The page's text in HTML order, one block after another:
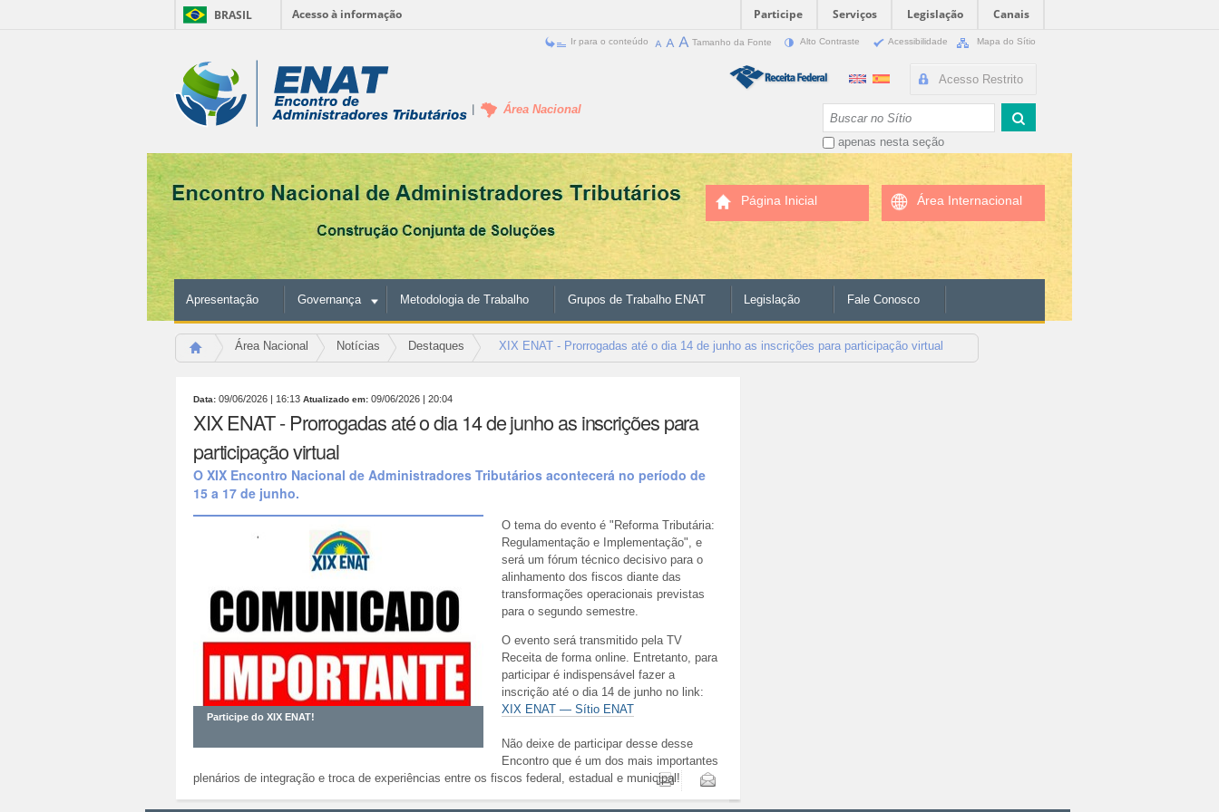
BRASIL Acesso à informação Participe Serviços Legislação
Canais
conteúdo.
a
navegação
Ir para o conteúdo Tamanho da Fonte Alto Contraste Acessibilidade Mapa do Sítio
Ferramentas
Pessoais
Acesso Restrito
apenas nesta seção
Área Nacional
Página Inicial Área Internacional
Apresentação Governança Metodologia de Trabalho Grupos de Trabalho ENAT Legislação Fale Conosco
Área Nacional Notícias Destaques XIX ENAT - Prorrogadas até o dia 14 de junho as inscrições para participação virtual
Data: 09/06/2026 | 16:13 Atualizado em: 09/06/2026 | 20:04
XIX ENAT - Prorrogadas até o dia 14 de junho as inscrições para
participação virtual
O XIX Encontro Nacional de Administradores Tributários acontecerá no período de
15 a 17 de junho.
Participe do XIX ENAT!
O tema do evento é " Reforma Tributária:
Regulamentação e Implementação", e
será um fórum técnico decisivo para o
alinhamento dos fiscos diante das
transformações operacionais previstas
para o segundo semestre.
O evento será transmitido pela TV
Receita de forma online. Entretanto, para
participar é indispensável fazer a
inscrição até o dia 14 de junho no link:
XIX ENAT — Sítio ENAT
Não deixe de participar desse desse
Encontro que é um dos mais importantes
plenários de integração e troca de experiências entre os fiscos federal, estadual e municipal!
Imprimir Enviar